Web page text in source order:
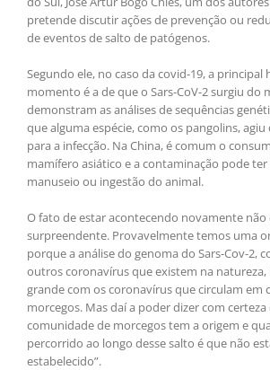
pretende discutir ações de prevenção ou
de eventos de salto de patógenos.
Segundo ele, no caso da covid-19, a principal
momento é a de que o Sars-CoV-2 surgiu do
demonstram as análises de sequências
que alguma espécie, como os pangolins,
para a infecção. Na China, é comum o
mamífero asiático e a contaminação pode
manuseio ou ingestão do animal.
O fato de estar acontecendo novamente não
surpreendente. Provavelmente temos uma
porque a análise do genoma do Sars-Cov-2,
outros coronavírus que existem na
grande com os coronavírus que circulam em
morcegos. Mas daí a poder dizer com
comunidade de morcegos tem a origem e
percorrido ao longo desse salto é que não
estabelecido”.